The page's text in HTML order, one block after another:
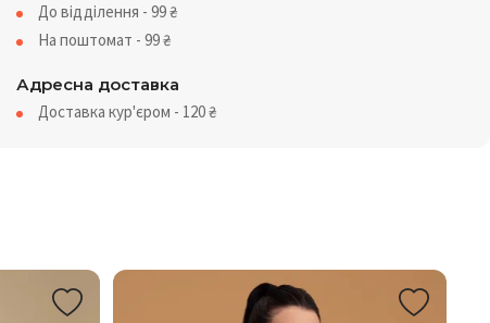
До відділення - 99₴
На поштомат - 99₴
Адресна доставка
Доставка кур'єром - 120₴